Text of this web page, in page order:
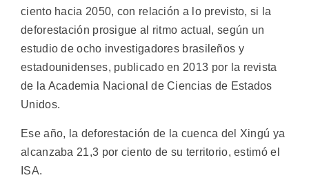
ciento hacia 2050, con relación a lo previsto, si la
deforestación prosigue al ritmo actual, según un
estudio de ocho investigadores brasileños y
estadounidenses, publicado en 2013 por la revista
de la Academia Nacional de Ciencias de Estados
Unidos.
Ese año, la deforestación de la cuenca del Xingú ya
alcanzaba 21,3 por ciento de su territorio, estimó el
ISA.